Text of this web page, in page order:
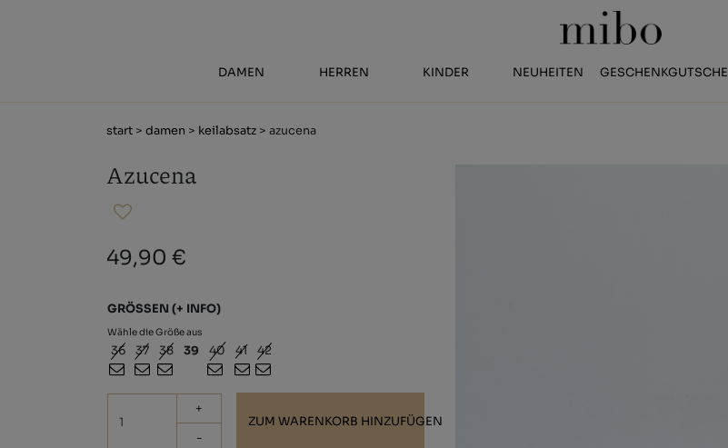
DAMEN HERREN KINDER NEUHEITEN
start > damen > keilabsatz > azucena
Azucena
49,90 €
GRÖSSEN (+ INFO)
Wähle die Größe aus
36 37 38 39 40 41 42
+
-
ZUM WARENKORB HINZUFÜGEN